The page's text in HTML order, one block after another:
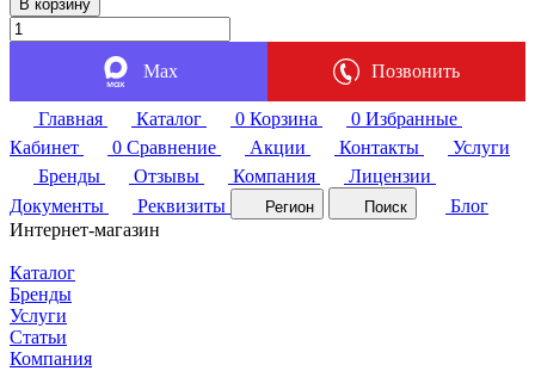
В корзину
Max Позвонить
Главная Каталог 0 Корзина 0 Избранные
Кабинет
0 Сравнение Акции Контакты
Услуги
Бренды
Отзывы Компания
Лицензии
Документы
Реквизиты Регион Поиск
Блог
Интернет-магазин
Каталог
Бренды
Услуги
Статьи
Компания